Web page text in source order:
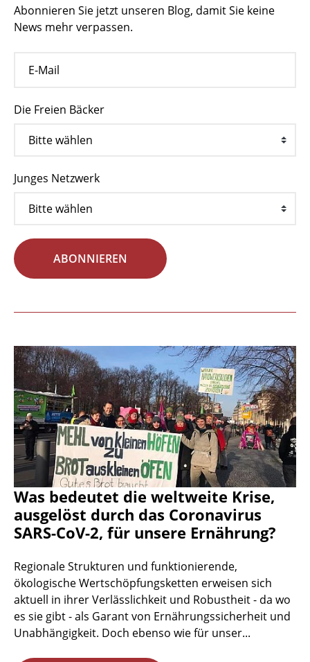
Abonnieren Sie jetzt unseren Blog, damit Sie keine
News mehr verpassen.
Die Freien Bäcker
Junges Netzwerk
ABONNIEREN
Was bedeutet die weltweite Krise,
ausgelöst durch das Coronavirus
SARS-CoV-2, für unsere Ernährung?
Regionale Strukturen und funktionierende,
ökologische Wertschöpfungsketten erweisen sich
aktuell in ihrer Verlässlichkeit und Robustheit - da wo
es sie gibt - als Garant von Ernährungssicherheit und
Unabhängigkeit. Doch ebenso wie für unser...